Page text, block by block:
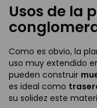
Usos de la
Como es obvio, la
uso muy extendido
pueden construir
es ideal como
su solidez este